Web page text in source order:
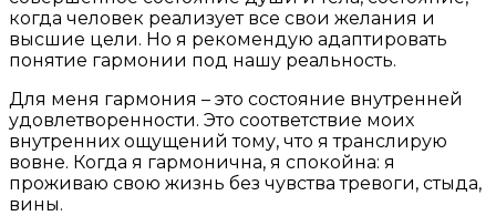
когда человек реализует все свои желания и
высшие цели. Но я рекомендую адаптировать
понятие гармонии под нашу реальность.
Для меня гармония – это состояние внутренней
удовлетворенности. Это соответствие моих
внутренних ощущений тому, что я транслирую
вовне. Когда я гармонична, я спокойна: я
проживаю свою жизнь без чувства тревоги, стыда,
вины.